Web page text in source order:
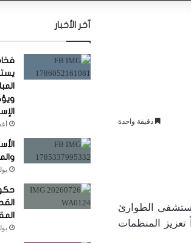
دقيقة واحدة
الطوارئ
تعزيز المنظمات
آخر الأخبار
يوليو
يوليو